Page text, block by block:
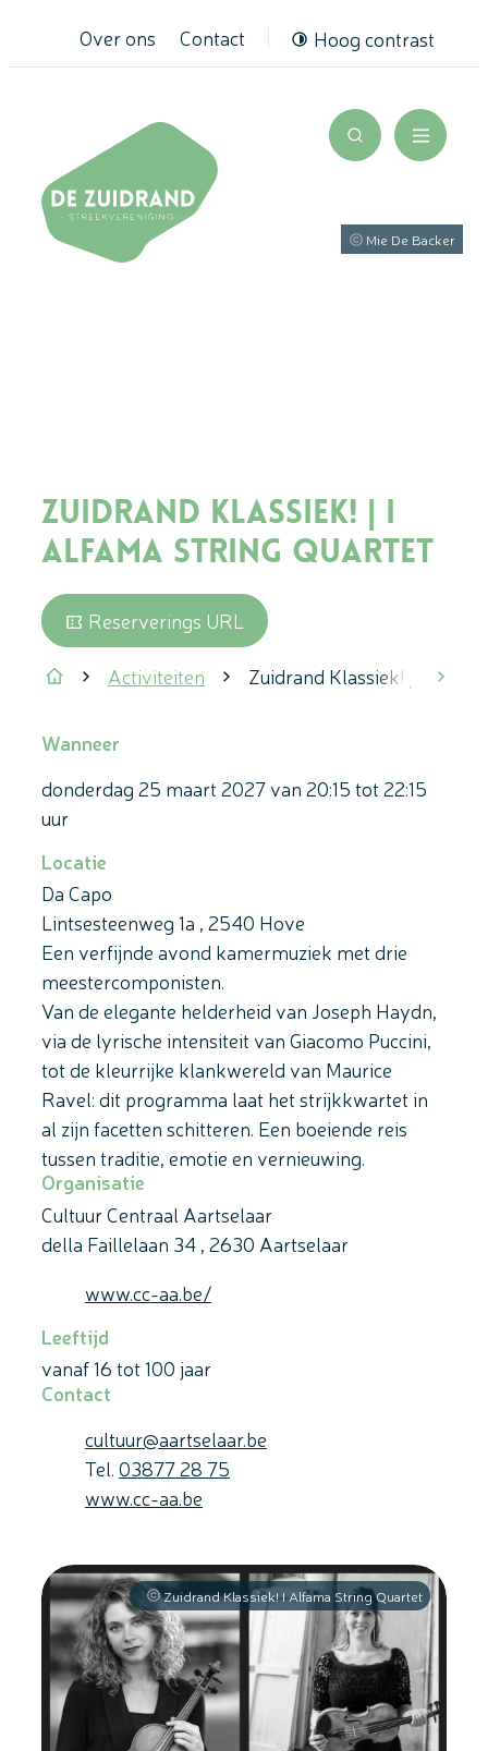
Naar inhoud
Over ons Contact Hoog contrast
De Zuidrand Zoek tonen /
Menu
Mie De Backer
Zuidrand Klassiek! | I
Alfama String Quartet
Reserverings URL
StartpaginaActiviteiten Zuidrand Klassiek! | I
Wanneer
donderdag 25 maart 2027van 20:15 tot 22:15
uur
Locatie
Da Capo
Lintsesteenweg 1a , 2540 Hove
Een verfijnde avond kamermuziek met drie
meestercomponisten.
Van de elegante helderheid van Joseph Haydn,
via de lyrische intensiteit van Giacomo Puccini,
tot de kleurrijke klankwereld van Maurice
Ravel: dit programma laat het strijkkwartet in
al zijn facetten schitteren. Een boeiende reis
tussen traditie, emotie en vernieuwing.
Organisatie
Cultuur Centraal Aartselaar
della Faillelaan 34 , 2630 Aartselaar
Websitewww.cc-aa.be/
Leeftijd
vanaf16 tot100 jaar
Contact
E-mailcultuur@aartselaar.be
03877 28 75
Websitewww.cc-aa.be
Zuidrand Klassiek! I Alfama String Quartet